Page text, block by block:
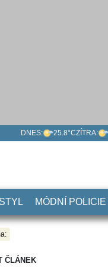
DNES: 25.8°CZÍTRA:
MÓDNÍ POLICIE
ČLÁNEK